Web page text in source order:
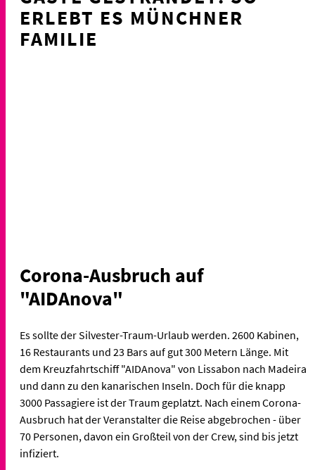
ERLEBT ES MÜNCHNER
FAMILIE
Corona-Ausbruch auf
"AIDAnova"
Es sollte der Silvester-Traum-Urlaub werden. 2600 Kabinen,
16 Restaurants und 23 Bars auf gut 300 Metern Länge. Mit
dem Kreuzfahrtschiff "AIDAnova" von Lissabon nach Madeira
und dann zu den kanarischen Inseln. Doch für die knapp
3000 Passagiere ist der Traum geplatzt. Nach einem Corona-
Ausbruch hat der Veranstalter die Reise abgebrochen - über
70 Personen, davon ein Großteil von der Crew, sind bis jetzt
infiziert.